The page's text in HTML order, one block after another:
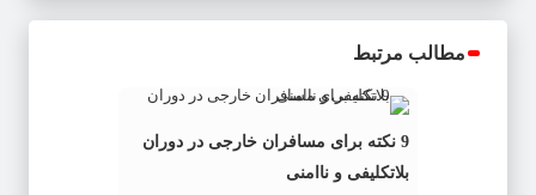
مطالب مرتبط
9 نکته برای مسافران خارجی در دوران
بلاتکلیفی و ناامنی